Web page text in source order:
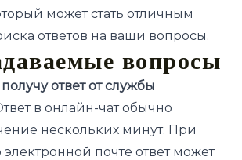
может стать отличным
ответов на ваши вопросы.
вопросы
ответ от службы
в онлайн-чат обычно
нескольких минут. При
почте ответ может